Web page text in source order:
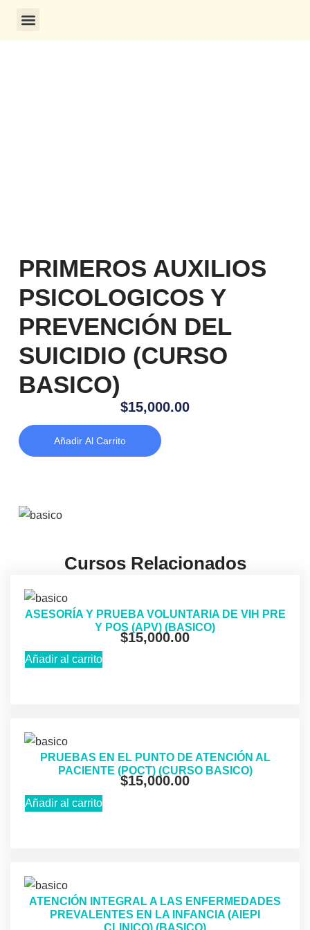
PRIMEROS AUXILIOS
PSICOLOGICOS Y
PREVENCIÓN DEL
SUICIDIO (CURSO
BASICO)
$15,000.00
Añadir Al Carrito
Cursos Relacionados
ASESORÍA Y PRUEBA VOLUNTARIA DE VIH PRE
Y POS (APV) (BASICO)
$15,000.00
Añadir al carrito
PRUEBAS EN EL PUNTO DE ATENCIÓN AL
PACIENTE (POCT) (CURSO BASICO)
$15,000.00
Añadir al carrito
ATENCIÓN INTEGRAL A LAS ENFERMEDADES
PREVALENTES EN LA INFANCIA (AIEPI
CLINICO) (BASICO)